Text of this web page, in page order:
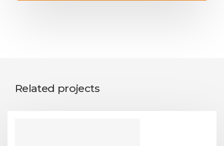
Related projects